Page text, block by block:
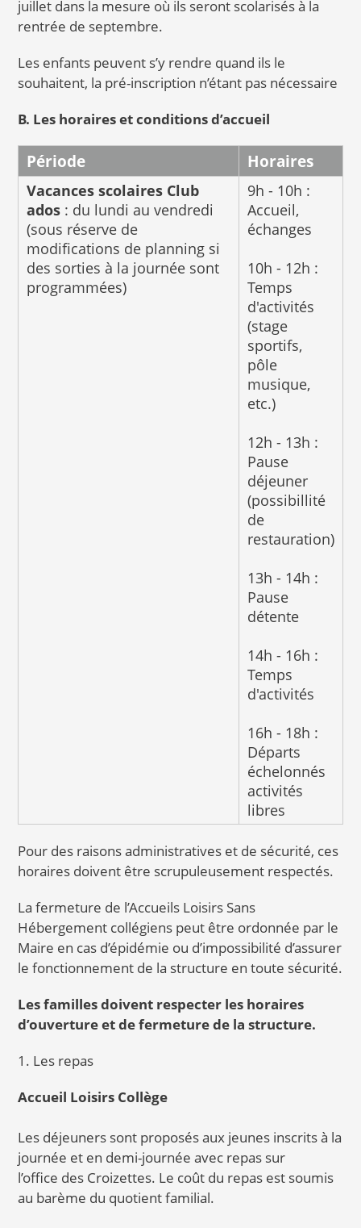
juillet dans la mesure où ils seront scolarisés à la
rentrée de septembre.
Les enfants peuvent s’y rendre quand ils le
souhaitent, la pré-inscription n’étant pas nécessaire
B. Les horaires et conditions d’accueil
Période Horaires
Vacances scolaires Club
ados: du lundi au vendredi
(sous réserve de
modifications de planning si
des sorties à la journée sont
programmées)
9h - 10h :
Accueil,
échanges
10h - 12h :
Temps
d'activités
(stage
sportifs,
pôle
musique,
etc.)
12h - 13h :
Pause
déjeuner
(possibillité
de
restauration)
13h - 14h :
Pause
détente
14h - 16h :
Temps
d'activités
16h - 18h :
Départs
échelonnés
activités
libres
Pour des raisons administratives et de sécurité, ces
horaires doivent être scrupuleusement respectés.
La fermeture de l’Accueils Loisirs Sans
Hébergement collégiens peut être ordonnée par le
Maire en cas d’épidémie ou d’impossibilité d’assurer
le fonctionnement de la structure en toute sécurité.
Les familles doivent respecter les horaires
d’ouverture et de fermeture de la structure.
1. Les repas
Accueil Loisirs Collège
Les déjeuners sont proposés aux jeunes inscrits à la
journée et en demi-journée avec repas sur
l’office des Croizettes. Le coût du repas est soumis
au barème du quotient familial.